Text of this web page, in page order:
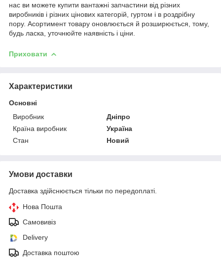
нас ви можете купити вантажні запчастини від різних
виробників і різних цінових категорій, гуртом і в роздрібну
пору. Асортимент товару оновлюється й розширюється, тому,
будь ласка, уточнюйте наявність і ціни.
Приховати
Характеристики
Основні
Виробник
Дніпро
Країна виробник
Україна
Стан
Новий
Умови доставки
Доставка здійснюється тільки по передоплаті.
Нова Пошта
Самовивіз
Delivery
Доставка поштою